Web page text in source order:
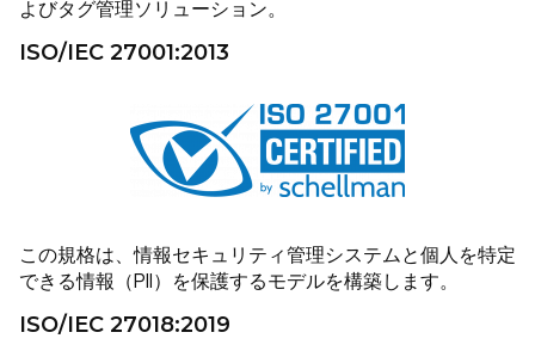
よびタグ管理ソリューション。
ISO/IEC 27001:2013
この規格は、情報セキュリティ管理システムと個人を特定
できる情報（PII）を保護するモデルを構築します。
ISO/IEC 27018:2019